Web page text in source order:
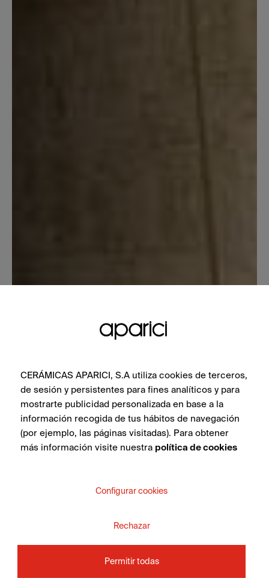
CERÁMICAS APARICI, S.A utiliza cookies de terceros,
de sesión y persistentes para fines analíticos y para
mostrarte publicidad personalizada en base a la
información recogida de tus hábitos de navegación
(por ejemplo, las páginas visitadas). Para obtener
más información visite nuestra política de cookies
Configurar cookies
Rechazar
Permitir todas